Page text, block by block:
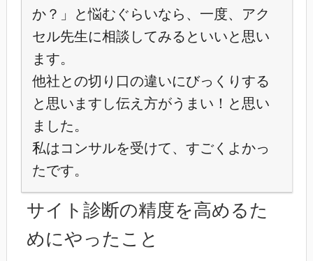
か？」と悩むぐらいなら、一度、アク
セル先生に相談してみるといいと思い
ます。
他社との切り口の違いにびっくりする
と思いますし伝え方がうまい！と思い
ました。
私はコンサルを受けて、すごくよかっ
たです。
サイト診断の精度を高めるた
めにやったこと